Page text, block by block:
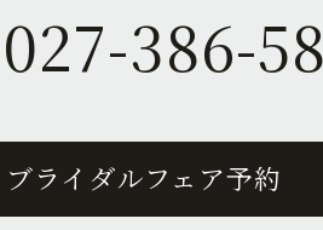
027-386-
ブライダルフェア予約